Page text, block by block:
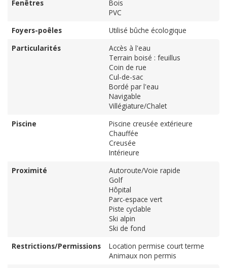
Fenêtres
Bois
PVC
Foyers-poêles
Utilisé bûche écologique
Particularités
Accès à l'eau
Terrain boisé : feuillus
Coin de rue
Cul-de-sac
Bordé par l'eau
Navigable
Villégiature/Chalet
Piscine
Piscine creusée extérieure
Chauffée
Creusée
Intérieure
Proximité
Autoroute/Voie rapide
Golf
Hôpital
Parc-espace vert
Piste cyclable
Ski alpin
Ski de fond
Restrictions/Permissions
Location permise court terme
Animaux non permis